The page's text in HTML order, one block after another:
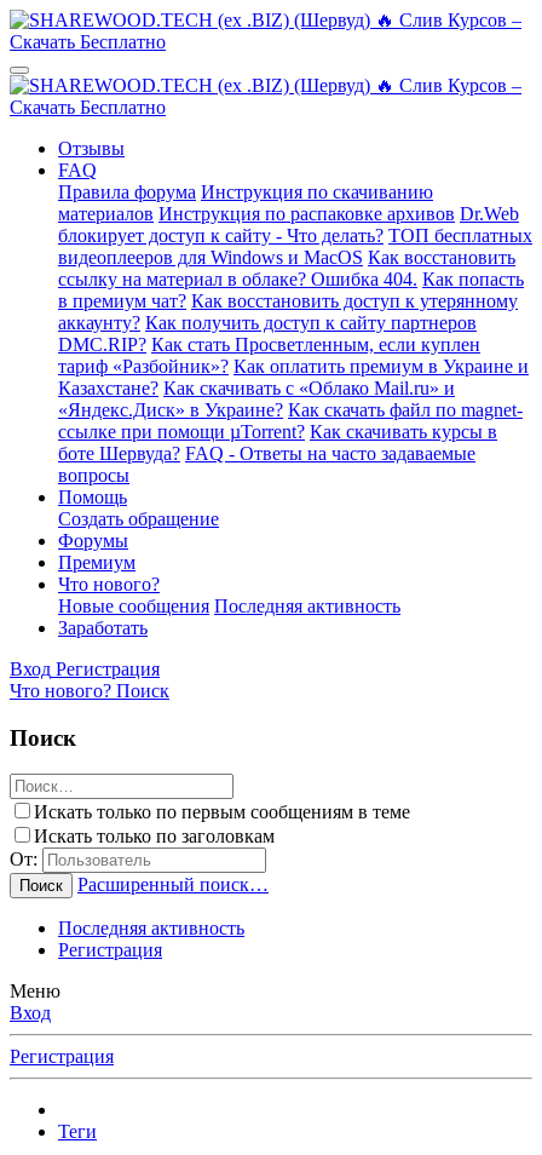
Отзывы
FAQ
Правила форума Инструкция по скачиванию
материалов Инструкция по распаковке архивов Dr.Web
блокирует доступ к сайту - Что делать? ТОП бесплатных
видеоплееров для Windows и MacOS Как восстановить
ссылку на материал в облаке? Ошибка 404. Как попасть
в премиум чат? Как восстановить доступ к утерянному
аккаунту? Как получить доступ к сайту партнеров
DMC.RIP? Как стать Просветленным, если куплен
тариф «Разбойник»? Как оплатить премиум в Украине и
Казахстане? Как скачивать с «Облако Mail.ru» и
«Яндекс.Диск» в Украине? Как скачать файл по magnet-
ссылке при помощи µTorrent? Как скачивать курсы в
боте Шервуда? FAQ - Ответы на часто задаваемые
вопросы
Помощь
Создать обращение
Форумы
Премиум
Что нового?
Новые сообщения Последняя активность
Заработать
Вход Регистрация
Что нового? Поиск
Поиск
Искать только по первым сообщениям в теме
Искать только по заголовкам
От:
Поиск Расширенный поиск…
Последняя активность
Регистрация
Меню
Вход
Регистрация
Теги